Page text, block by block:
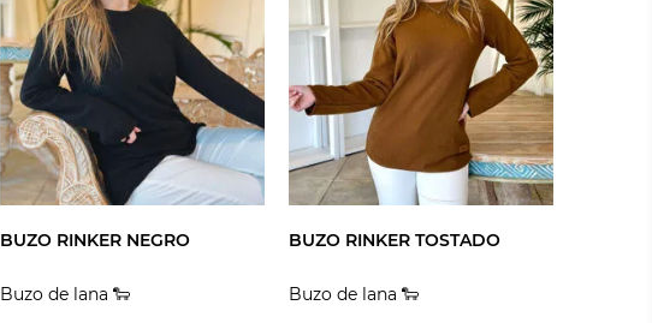
BUZO RINKER NEGRO
Buzo de lana 🐑
BUZO RINKER TOSTADO
Buzo de lana 🐑